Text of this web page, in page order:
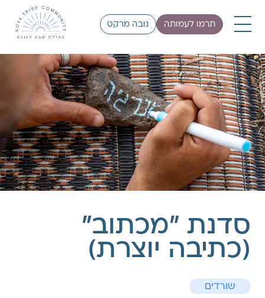
תרמו לעמותה נובה מרקט
סדנת "מכתוב"
(כתיבה יוצרת)
שורדים